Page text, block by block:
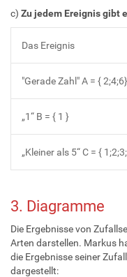
c) Zu jedem Ereignis gibt
Das Ereignis
"Gerade Zahl" A = { 2;4;6}
„1“ B = { 1 }
„Kleiner als 5“ C = {
3. Diagramme
Die Ergebnisse von
Arten darstellen. Markus
die Ergebnisse seiner
dargestellt: